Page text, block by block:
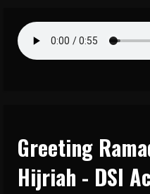
Greeting
Hijriah - DSI